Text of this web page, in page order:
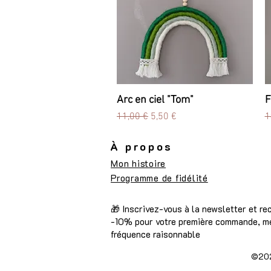
Aperçu rapide
Arc en ciel "Tom"
Prix original
11,00 € Prix promotionnel
5,50 €
À propos
Mon histoire
Programme de fidélité
🎁 Inscrivez-vous à la newsletter et
-10% pour votre première commande,
fréquence raisonnable